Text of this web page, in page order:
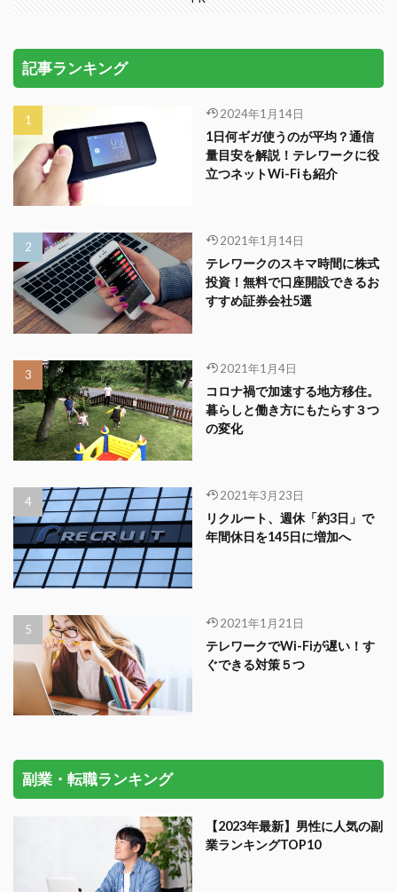
記事ランキング
2024年1月14日
1日何ギガ使うのが平均？通信
量目安を解説！テレワークに役
立つネットWi-Fiも紹介
2021年1月14日
テレワークのスキマ時間に株式
投資！無料で口座開設できるお
すすめ証券会社5選
2021年1月4日
コロナ禍で加速する地方移住。
暮らしと働き方にもたらす３つ
の変化
2021年3月23日
リクルート、週休「約3日」で
年間休日を145日に増加へ
2021年1月21日
テレワークでWi-Fiが遅い！す
ぐできる対策５つ
副業・転職ランキング
【2023年最新】男性に人気の副
業ランキングTOP10